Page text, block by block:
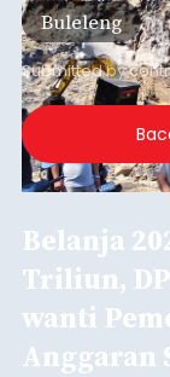
kawasan.
Buleleng
Submitted by
Belanja
Triliun,
wanti
Anggaran